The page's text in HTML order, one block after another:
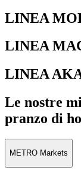
LINEA
LINEA
LINEA
Le nostre
pranzo di
METRO Markets